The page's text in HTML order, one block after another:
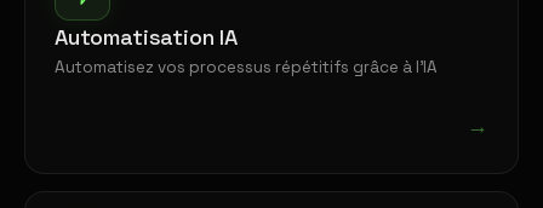
Automatisation IA
Automatisez vos processus répétitifs grâce à l'IA
→